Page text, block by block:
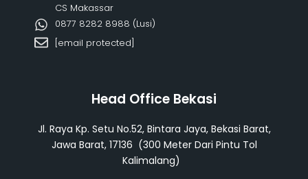
CS Makassar
0877 8282 8988 (Lusi)
[email protected]
Head Office Bekasi
Jl. Raya Kp. Setu No.52, Bintara Jaya, Bekasi Barat,
Jawa Barat, 17136 (300 Meter Dari Pintu Tol
Kalimalang)